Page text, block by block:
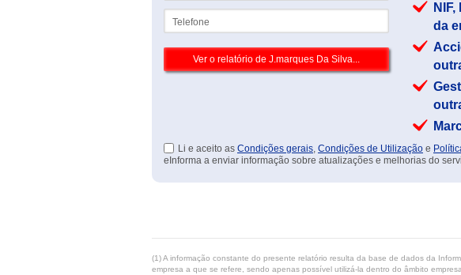
da
Li e aceito as Condições gerais, Condições de Utilização e
eInforma a enviar informação sobre atualizações e melhorias do
(1) A informação constante do presente relatório resulta da base de dados da
empresa a que se refere, sendo apenas possível utilizá-la dentro do âmbito